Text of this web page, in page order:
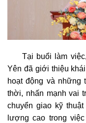
Tại buổi làm việc,
Yên đã giới thiệu
hoạt động và những
thời, nhấn mạnh vai
chuyển giao kỹ
lượng cao trong